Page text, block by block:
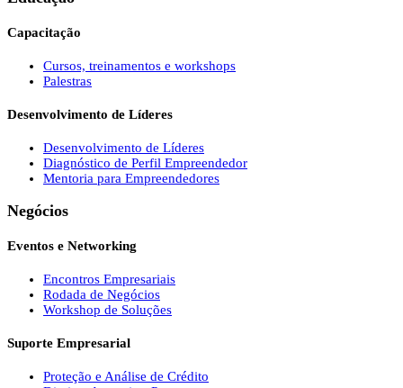
Capacitação
Cursos, treinamentos e workshops
Palestras
Desenvolvimento de Líderes
Desenvolvimento de Líderes
Diagnóstico de Perfil Empreendedor
Mentoria para Empreendedores
Negócios
Eventos e Networking
Encontros Empresariais
Rodada de Negócios
Workshop de Soluções
Suporte Empresarial
Proteção e Análise de Crédito